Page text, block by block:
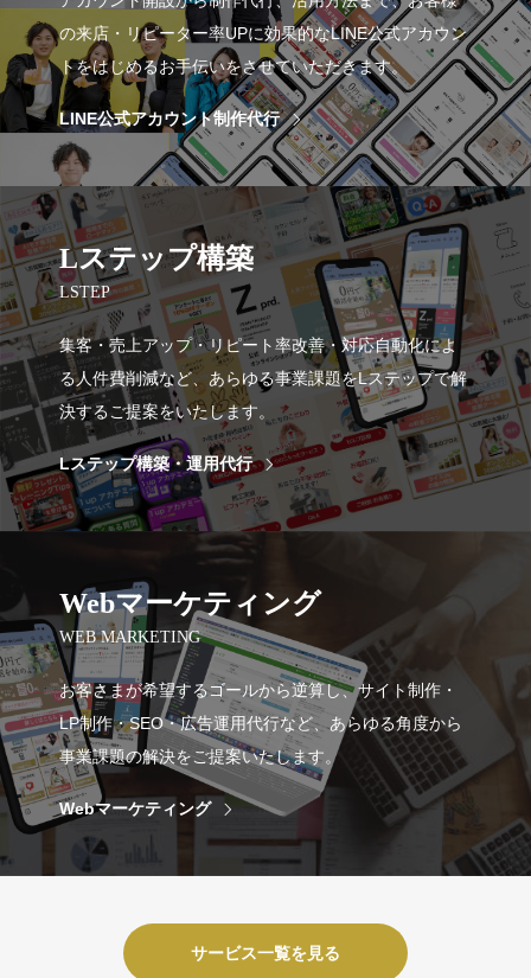
の来店・リピーター率UPに効果的なLINE公式アカウン
トをはじめるお手伝いをさせていただきます。
LINE公式アカウント制作代行
Lステップ構築
LSTEP
集客・売上アップ・リピート率改善・対応自動化によ
る人件費削減など、あらゆる事業課題をLステップで解
決するご提案をいたします。
Lステップ構築・運用代行
Webマーケティング
WEB MARKETING
お客さまが希望するゴールから逆算し、サイト制作・
LP制作・SEO・広告運用代行など、あらゆる角度から
事業課題の解決をご提案いたします。
Webマーケティング
サービス一覧を見る